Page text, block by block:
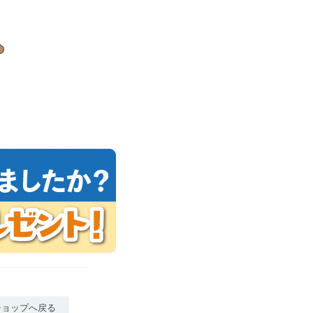
ョップへ戻る